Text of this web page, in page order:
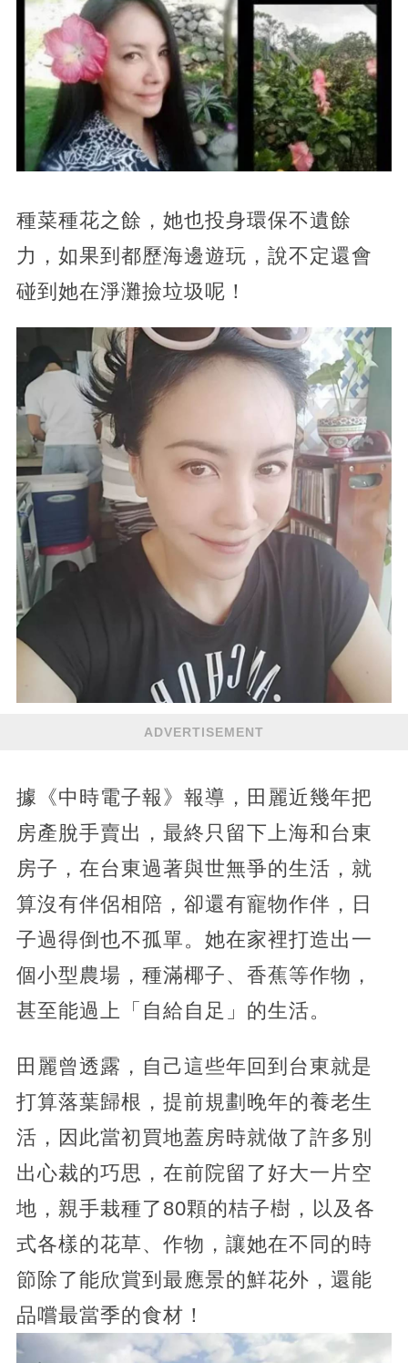
種菜種花之餘，她也投身環保不遺餘
力，如果到都歷海邊遊玩，說不定還會
碰到她在淨灘撿垃圾呢！
ADVERTISEMENT
據《中時電子報》報導，田麗近幾年把
房產脫手賣出，最終只留下上海和台東
房子，在台東過著與世無爭的生活，就
算沒有伴侶相陪，卻還有寵物作伴，日
子過得倒也不孤單。她在家裡打造出一
個小型農場，種滿椰子、香蕉等作物，
甚至能過上「自給自足」的生活。
田麗曾透露，自己這些年回到台東就是
打算落葉歸根，提前規劃晚年的養老生
活，因此當初買地蓋房時就做了許多別
出心裁的巧思，在前院留了好大一片空
地，親手栽種了80顆的桔子樹，以及各
式各樣的花草、作物，讓她在不同的時
節除了能欣賞到最應景的鮮花外，還能
品嚐最當季的食材！